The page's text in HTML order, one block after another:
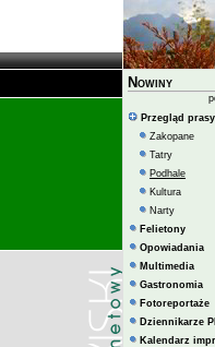
Nowiny
Przegląd
Zakopane
Tatry
Podhale
Kultura
Narty
Felietony
Opowiadania
Multimedia
Gastronomia
Fotoreportaże
Dziennikarze
Kalendarz